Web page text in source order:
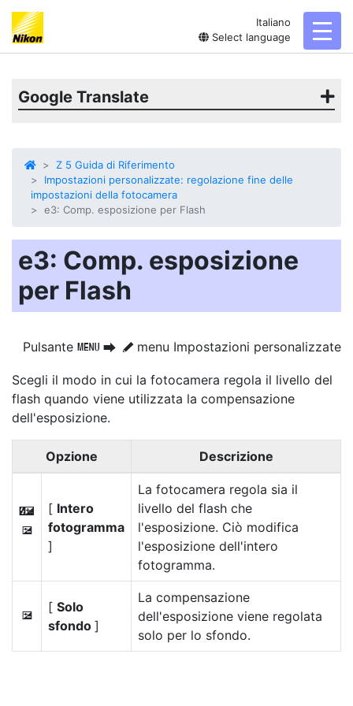
Italiano
Select language
Google Translate
Z 5 Guida di Riferimento
Impostazioni personalizzate: regolazione fine delle
impostazioni della fotocamera
e3: Comp. esposizione per Flash
e3: Comp. esposizione
per Flash
Pulsante G U A menu Impostazioni personalizzate
Scegli il modo in cui la fotocamera regola il livello del
flash quando viene utilizzata la compensazione
dell'esposizione.
Opzione Descrizione
Y
E
[ Intero
fotogramma
]
La fotocamera regola sia il
livello del flash che
l'esposizione. Ciò modifica
l'esposizione dell'intero
fotogramma.
E
[ Solo
sfondo ]
La compensazione
dell'esposizione viene regolata
solo per lo sfondo.